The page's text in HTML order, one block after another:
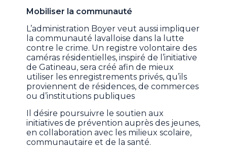
Mobiliser la communauté
L’administration Boyer veut aussi impliquer
la communauté lavalloise dans la lutte
contre le crime. Un registre volontaire des
caméras résidentielles, inspiré de l’initiative
de Gatineau, sera créé afin de mieux
utiliser les enregistrements privés, qu’ils
proviennent de résidences, de commerces
ou d’institutions publiques
Il désire poursuivre le soutien aux
initiatives de prévention auprès des jeunes,
en collaboration avec les milieux scolaire,
communautaire et de la santé.